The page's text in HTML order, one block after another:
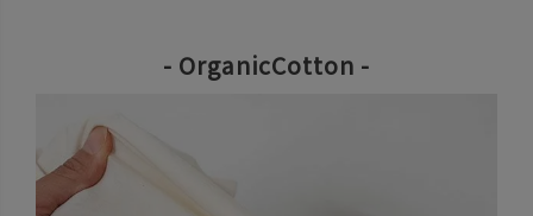
- OrganicCotton -